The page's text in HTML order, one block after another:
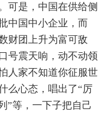
可是，中国在供给侧
中国中小企业，而
财团上升为富可敌
号震天响，动不动领
人家不知道你征服世
么心态，唱出了“厉
”等，一下子把自己